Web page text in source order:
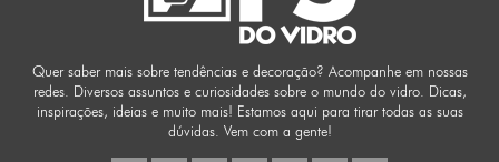
Quer saber mais sobre tendências e decoração? Acompanhe em nossas
redes. Diversos assuntos e curiosidades sobre o mundo do vidro. Dicas,
inspirações, ideias e muito mais! Estamos aqui para tirar todas as suas
dúvidas. Vem com a gente!